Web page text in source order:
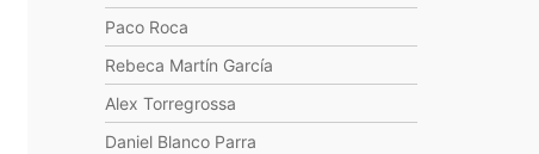
Paco Roca
Rebeca Martín García
Alex Torregrossa
Daniel Blanco Parra